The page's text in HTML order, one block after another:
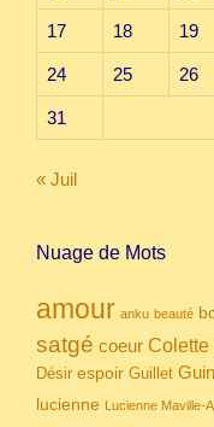
17 18 19
24 25 26
31
« Juil
Nuage de Mots
amour anku beauté
satgé coeur Colette
Désir espoir Guillet
lucienne Lucienne Maville-